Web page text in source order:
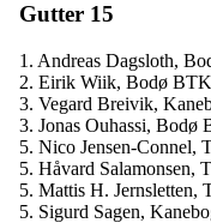
Gutter 15
1. Andreas Dagsloth,
2. Eirik Wiik, Bodø BTK
3. Vegard Breivik,
3. Jonas Ouhassi, Bodø
5. Nico Jensen-Connel,
5. Håvard Salamonsen,
5. Mattis H. Jernsletten,
5. Sigurd Sagen,